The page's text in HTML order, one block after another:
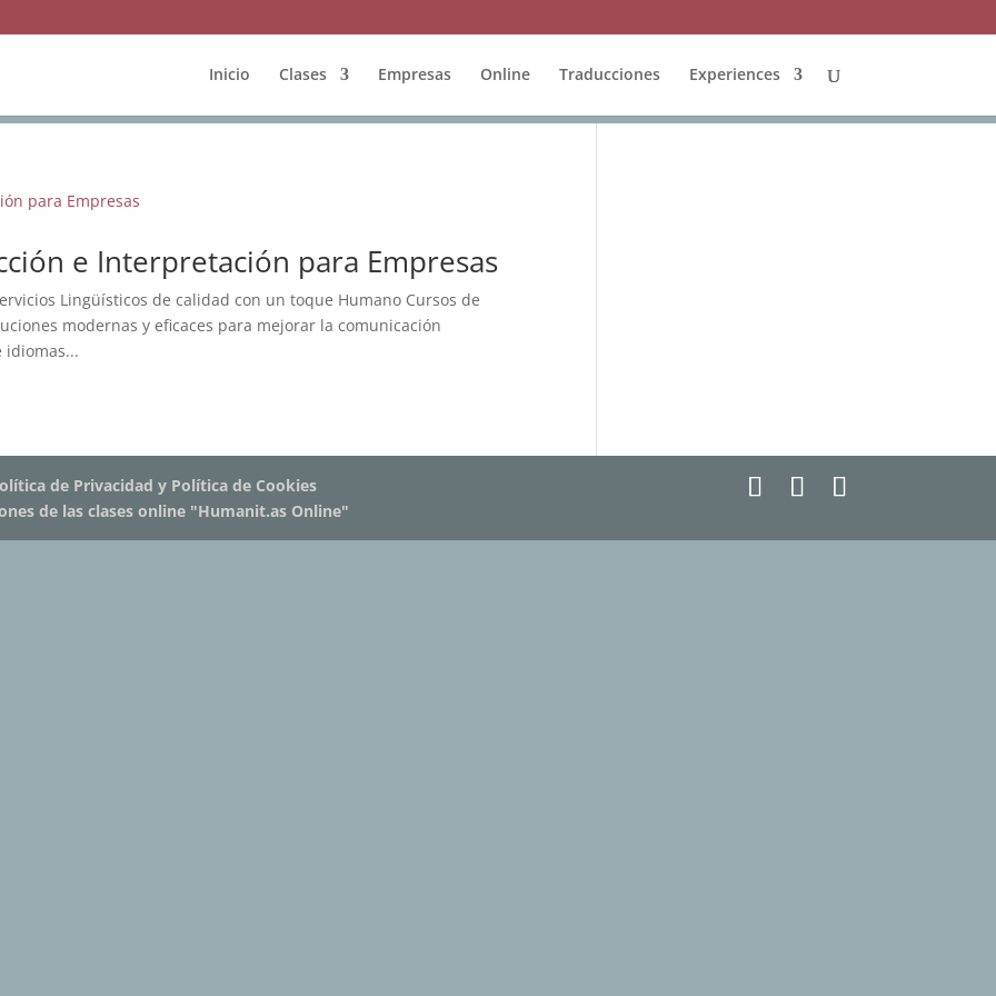
Inicio Clases Empresas Online Traducciones Experiences
e Interpretación para Empresas
Lingüísticos de calidad con un toque Humano Cursos de
modernas y eficaces para mejorar la comunicación
idiomas...
de Privacidad y Política de Cookies
de las clases online "Humanit.as Online"